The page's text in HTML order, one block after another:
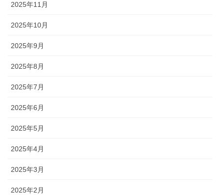
2025年11月
2025年10月
2025年9月
2025年8月
2025年7月
2025年6月
2025年5月
2025年4月
2025年3月
2025年2月